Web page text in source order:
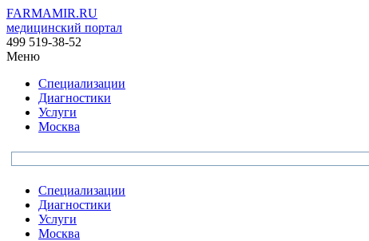
FARMAMIR.RU
медицинский портал
499 519-38-52
Меню
Специализации
Диагностики
Услуги
Москва
Специализации
Диагностики
Услуги
Москва